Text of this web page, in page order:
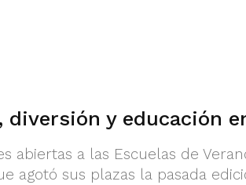
diversión y educación
abiertas a las Escuelas de
agotó sus plazas la pasada